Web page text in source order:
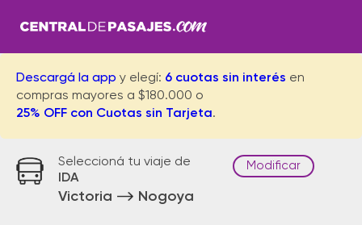
Descargá la app y elegí: 6 cuotas sin interés en
compras mayores a $180.000 o
25% OFF con Cuotas sin Tarjeta.
Seleccioná tu viaje de
IDA
Victoria Nogoya
Modificar